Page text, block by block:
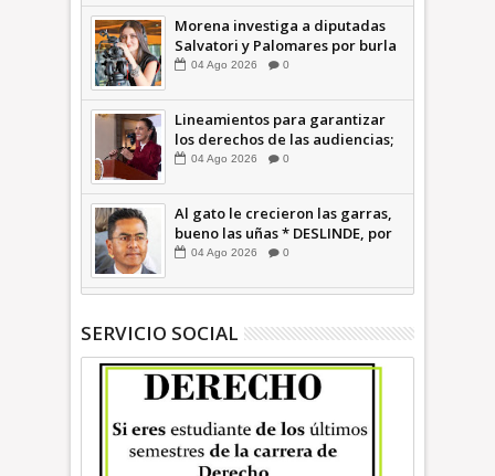
TIEMPO
Morena investiga a diputadas
Salvatori y Palomares por burla
a hombres mayores; perderían
INFORMATIVA
04 Ago 2026 0
Lineamientos para garantizar
los derechos de las audiencias;
"no hay censura": presidenta
INFORMATIVA
04 Ago 2026 0
Al gato le crecieron las garras,
bueno las uñas * DESLINDE, por
Alberto Witvrun OPINIÓN
04 Ago 2026 0
SERVICIO SOCIAL